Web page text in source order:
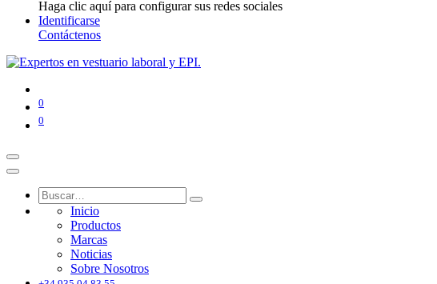
Haga clic aquí para configurar sus redes sociales
Identificarse
Contáctenos
0
0
Inicio
Productos
Marcas
Noticias
Sobre Nosotros